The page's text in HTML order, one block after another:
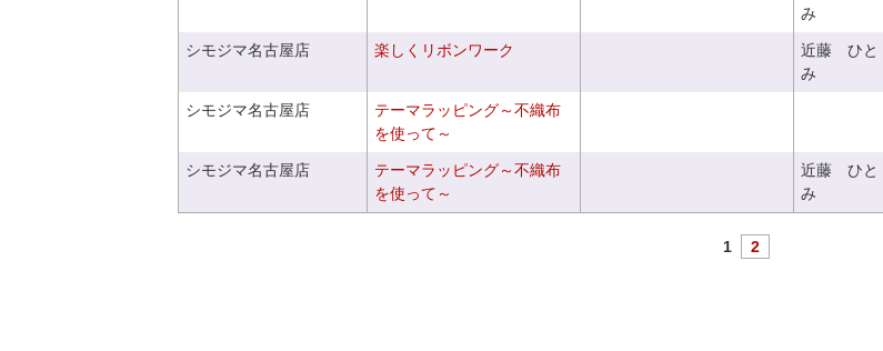
み
シモジマ名古屋店 楽しくリボンワーク
近藤 ひと
み
シモジマ名古屋店
テーマラッピング～不織布
を使って～
シモジマ名古屋店
テーマラッピング～不織布
を使って～
近藤 ひと
み
1 2